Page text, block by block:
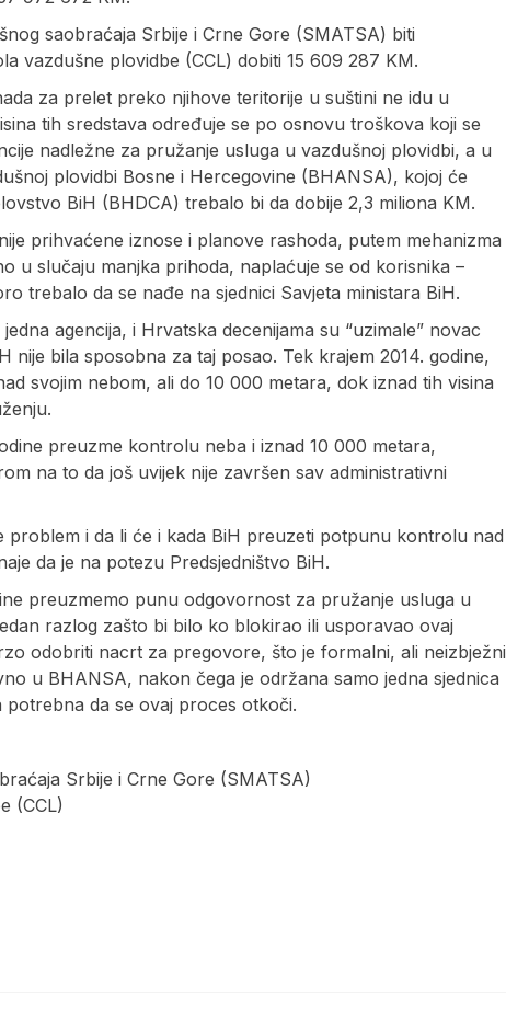
saobraćaja Srbije i Crne Gore (SMATSA) biti
vazdušne plovidbe (CCL) dobiti 15 609 287 KM.
za prelet preko njihove teritorije u suštini ne idu u
tih sredstava određuje se po osnovu troškova koji se
nadležne za pružanje usluga u vazdušnoj plovidbi, a u
plovidbi Bosne i Hercegovine (BHANSA), kojoj će
BiH (BHDCA) trebalo bi da dobije 2,3 miliona KM.
prihvaćene iznose i planove rashoda, putem mehanizma
u slučaju manjka prihoda, naplaćuje se od korisnika –
trebalo da se nađe na sjednici Savjeta ministara BiH.
agencija, i Hrvatska decenijama su “uzimale” novac
bila sposobna za taj posao. Tek krajem 2014. godine,
svojim nebom, ali do 10 000 metara, dok iznad tih visina
preuzme kontrolu neba i iznad 10 000 metara,
na to da još uvijek nije završen sav administrativni
i da li će i kada BiH preuzeti potpunu kontrolu nad
da je na potezu Predsjedništvo BiH.
preuzmemo punu odgovornost za pružanje usluga u
razlog zašto bi bilo ko blokirao ili usporavao ovaj
odobriti nacrt za pregovore, što je formalni, ali neizbježni
u BHANSA, nakon čega je održana samo jedna sjednica
potrebna da se ovaj proces otkoči.
Srbije i Crne Gore (SMATSA)
(CCL)